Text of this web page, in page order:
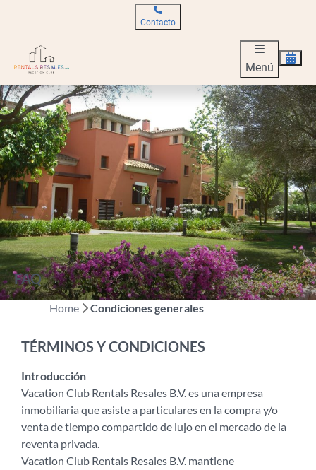
Contacto
Menú
FAQ
Home Condiciones generales
TÉRMINOS Y CONDICIONES
Introducción
Vacation Club Rentals Resales B.V. es una empresa
inmobiliaria que asiste a particulares en la compra y/o
venta de tiempo compartido de lujo en el mercado de la
reventa privada.
Vacation Club Rentals Resales B.V. mantiene